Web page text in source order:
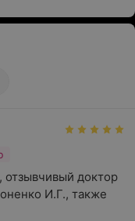
доктор
И.Г., также